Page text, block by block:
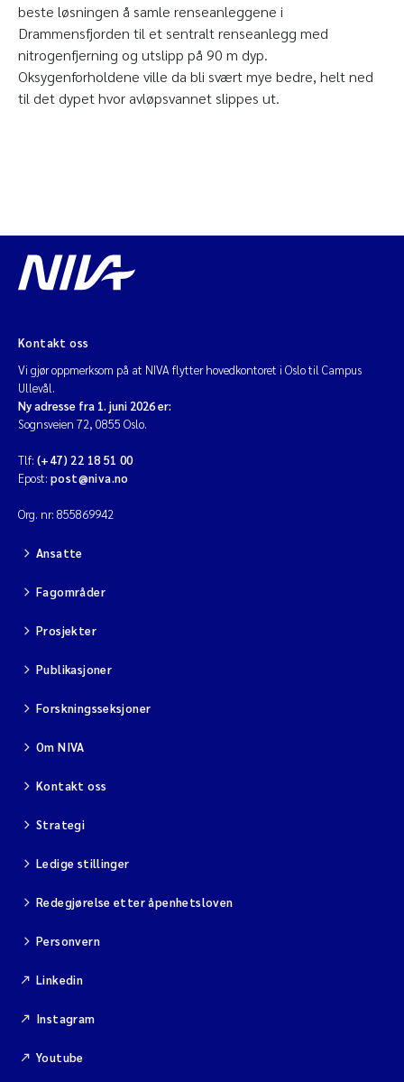
beste løsningen å samle renseanleggene i
Drammensfjorden til et sentralt renseanlegg med
nitrogenfjerning og utslipp på 90 m dyp.
Oksygenforholdene ville da bli svært mye bedre, helt ned
til det dypet hvor avløpsvannet slippes ut.
Kontakt oss
Vi gjør oppmerksom på at NIVA flytter hovedkontoret i Oslo til Campus
Ullevål.
Ny adresse fra 1. juni 2026 er:
Sognsveien 72, 0855 Oslo.
Tlf: (+47) 22 18 51 00
Epost: post@niva.no
Org. nr: 855869942
Ansatte
Fagområder
Prosjekter
Publikasjoner
Forskningsseksjoner
Om NIVA
Kontakt oss
Strategi
Ledige stillinger
Redegjørelse etter åpenhetsloven
Personvern
Linkedin
Instagram
Youtube